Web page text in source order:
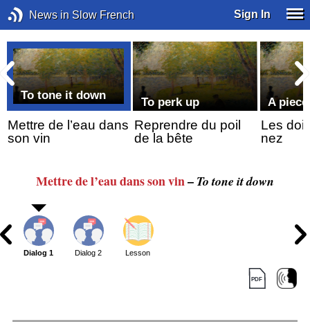
News in Slow French Sign In
To tone it down
Mettre de l’eau dans
son vin
To perk up
Reprendre du poil
de la bête
A
Les
nez
Mettrede l’eaudans son vin– To tone it down
Dialog 1 Dialog 2 Lesson